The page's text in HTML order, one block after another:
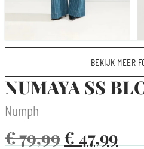
BEKIJK MEER
NUMAYA SS
Numph
€79,99€ 47,99